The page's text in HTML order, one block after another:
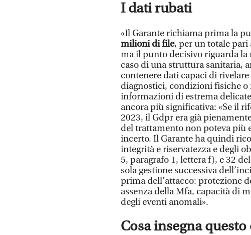
I dati rubati
«Il Garante richiama prima la
milioni di file, per un totale pari
ma il punto decisivo riguarda
caso di una struttura sanitaria,
contenere dati capaci di
diagnostici, condizioni fisiche o
informazioni di estrema
ancora più significativa: «Se il
2023, il Gdpr era già
del trattamento non poteva più
incerto. Il Garante ha quindi
integrità e riservatezza e degli
5, paragrafo 1, lettera f), e 32
sola gestione successiva
prima dell’attacco: protezione
assenza della Mfa, capacità di
degli eventi anomali».
Cosa insegna questo